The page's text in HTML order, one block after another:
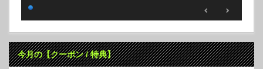
今月の【クーポン / 特典】